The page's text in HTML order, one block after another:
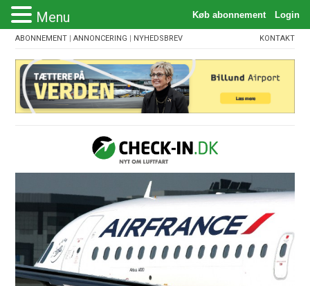
ABONNEMENT |ANNONCERING | NYHEDSBREV KONTAKT
Menu